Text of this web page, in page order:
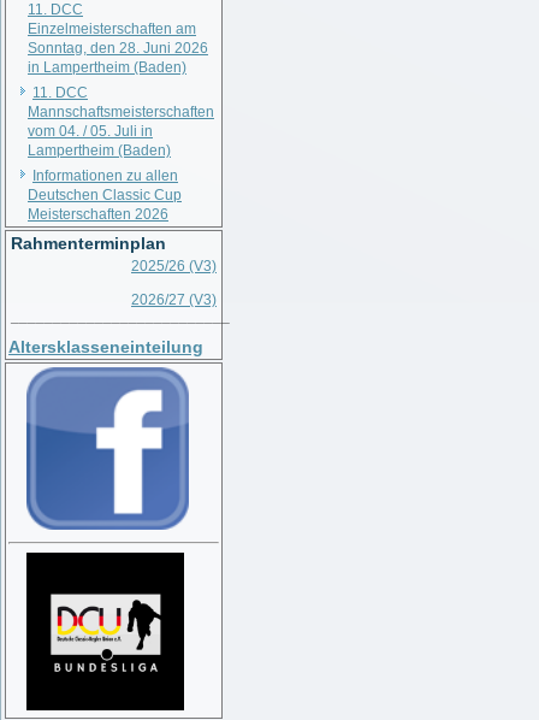
11. DCC
Einzelmeisterschaften am
Sonntag, den 28. Juni 2026
in Lampertheim (Baden)
11. DCC
Mannschaftsmeisterschaften
vom 04. / 05. Juli in
Lampertheim (Baden)
Informationen zu allen
Deutschen Classic Cup
Meisterschaften 2026
Rahmenterminplan
2025/26 (V3)
2026/27 (V3)
Altersklasseneinteilung